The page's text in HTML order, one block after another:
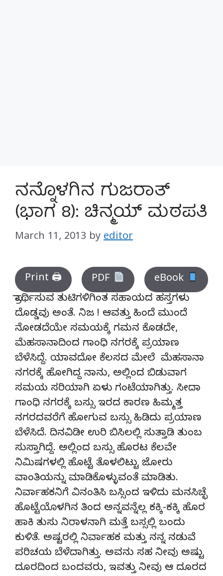
ನನ್ನೊಳಗಿನ ಗುಜರಾತ್
(ಭಾಗ 8): ಚಿನ್ಮಯ್ ಮಠಪತಿ
March 11, 2013 by editor
Print 🖨 PDF
eBook
ಪ್ರಾರ್ಥಿಸುವ ತುಟಿಗಳಿಗಿಂತ ಸಹಾಯದ ಹಸ್ತಗಳು
ದೊಡ್ಡವು ಅಂತೆ. ನಿಜ ! ಆವತ್ತು ಹಿಂದೆ ಮುಂದೆ
ನೋಡದೆಯೇ ಸಮಯಕ್ಕೆ ಗಮನ ಕೊಡದೇ,
ಮೆಹಸಾನಾದಿಂದ ಗಾಂಧಿ ನಗರಕ್ಕೆ ಪ್ರಯಾಣ
ಬೆಳೆಸಿದ್ದೆ. ಯಾವದೋ ಕೆಲಸದ ಮೇಲೆ ಮೆಹಸಾನಾ
ನಗರಕ್ಕೆ ಹೋಗಿದ್ದ ನಾನು, ಅಲ್ಲಿಂದ ಬಿಡುವಾಗ
ಸಮಯ ಸರಿಯಾಗಿ ಏಳು ಗಂಟೆಯಾಗಿತ್ತು. ಸೀದಾ
ಗಾಂಧಿ ನಗರಕ್ಕೆ ಬಸ್ಸು ಇರದ ಕಾರಣ ಹಿಮ್ಮತ್ತ
ನಗರದವರೆಗೆ ಹೋಗುವ ಬಸ್ಸು ಹಿಡಿದು ಪ್ರಯಾಣ
ಬೆಳೆಸಿದೆ. ದಿನವಿಡೀ ಉರಿ ಬಿಸಿಲಲ್ಲಿ ಸುತ್ತಾಡಿ ತುಂಬ
ಸುಸ್ತಾಗಿದ್ದೆ. ಅಲ್ಲಿಂದ ಬಸ್ಸು ಹೊರಟ ಕೆಲವೇ
ನಿಮಿಷಗಳಲ್ಲಿ ಹೊಟ್ಟೆ ತೊಳಲಿಟ್ಟು ಜೋರು
ವಾಂತಿಯನ್ನು ಮಾಡಿಕೊಳ್ಳುವಂತೆ ಮಾಡಿತು.
ನಿರ್ವಾಹಕನಿಗೆ ವಿನಂತಿಸಿ ಬಸ್ಸಿಂದ ಇಳಿದು ಮನಸಿಚ್ಛೆ
ಹೊಟ್ಟೆಯೊಳಗಿನ ತಿಂದ ಅನ್ನವನ್ನೆಲ್ಲ ಕಕ್ಕಿ-ಕಕ್ಕಿ ಹೊರ
ಹಾಕಿ ತುಸು ನಿರಾಳನಾಗಿ ಮತ್ತೆ ಬಸ್ಸಲ್ಲಿ ಬಂದು
ಕುಳಿತೆ. ಅಷ್ಟರಲ್ಲಿ ನಿರ್ವಾಹಕ ಮತ್ತು ನನ್ನ ನಡುವೆ
ಪರಿಚಯ ಬೆಳೆದಾಗಿತ್ತು. ಅವನು ಸಹ ನೀವು ಅಷ್ಟು
ದೂರದಿಂದ ಬಂದವರು, ಇವತ್ತು ನೀವು ಆ ದೂರದ